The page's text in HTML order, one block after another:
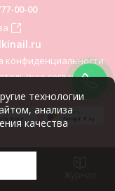
00-00
конфиденциальности
соглашение
технологии
анализа
качества